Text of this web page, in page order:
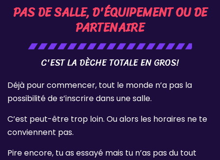
PAS DE SALLE, D'ÉQUIPEMENT OU DE
PARTENAIRE
C'EST LA DÈCHE TOTALE EN GROS!
Déjà pour commencer, tout le monde n’a pas la
possibilité de s’inscrire dans une salle.
C’est peut-être trop loin. Ou alors les horaires ne te
conviennent pas.
Pire encore, tu as essayé mais tu n’as pas du tout